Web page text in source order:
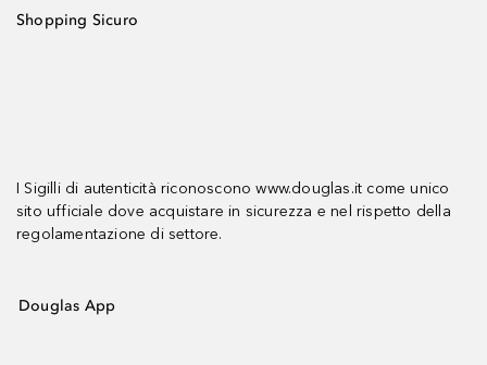
Shopping Sicuro
I Sigilli di autenticità riconoscono www.douglas.it come unico
sito ufficiale dove acquistare in sicurezza e nel rispetto della
regolamentazione di settore.
Douglas App